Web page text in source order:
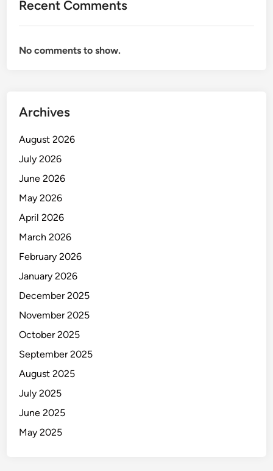
Recent Comments
No comments to show.
Archives
August 2026
July 2026
June 2026
May 2026
April 2026
March 2026
February 2026
January 2026
December 2025
November 2025
October 2025
September 2025
August 2025
July 2025
June 2025
May 2025